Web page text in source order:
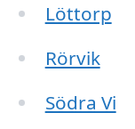
Löttorp
Rörvik
Södra Vi